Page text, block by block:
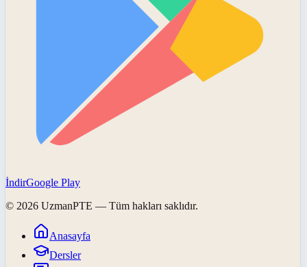
İndirGoogle Play
© 2026 UzmanPTE — Tüm hakları saklıdır.
Anasayfa
Dersler